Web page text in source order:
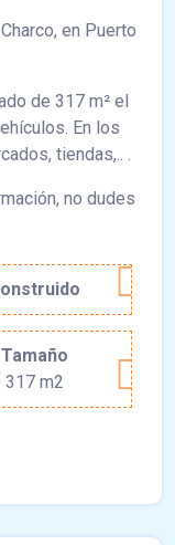
en Puerto
de 317 m² el
En los
tiendas,.. .
no dudes
Tamaño
317 m2